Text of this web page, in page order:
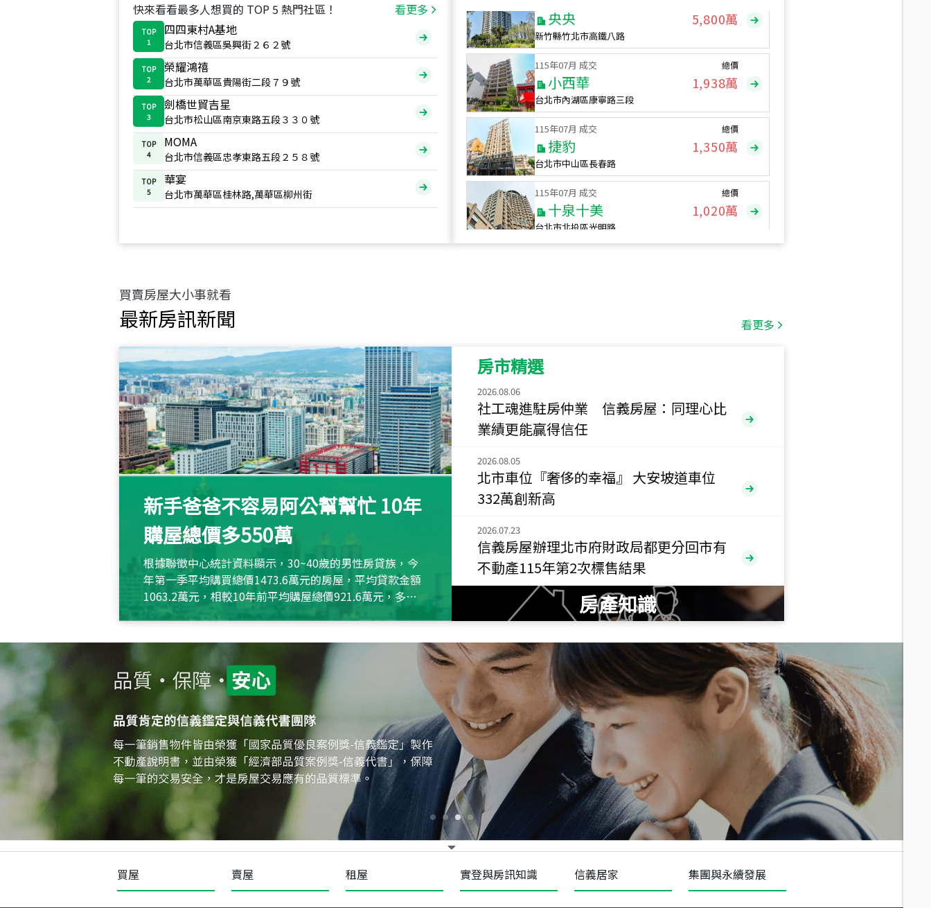
快來看看最多人想買的 TOP 5 熱門社區！ 看更多
TOP
1
四四東村A基地
台北市信義區吳興街２６２號
TOP
2
榮耀鴻禧
台北市萬華區貴陽街二段７９號
TOP
3
劍橋世貿吉星
台北市松山區南京東路五段３３０號
TOP
4
MOMA
台北市信義區忠孝東路五段２５８號
TOP
5
華宴
台北市萬華區桂林路,萬華區柳州街
新竹縣竹北市高鐵八路
115年07月 成交
小西華
台北市內湖區康寧路三段
總價
1,938萬
115年07月 成交
捷豹
台北市中山區長春路
總價
1,350萬
115年07月 成交
十泉十美
台北市北投區光明路
總價
1,020萬
115
新北市永和區環河西路二段
115年07月 成交
央央 5,800萬
115年
小西華 1,938萬
115 年07 月 成交
捷豹
台北市中山區長春路
115年07月 成交
十泉十美
台北市北投區光明路
總價
1,020萬
年 07月 成交
四維天廈
新竹市新竹市四維路
總價
490萬
115 月 成交
菁英典藏
新竹市新竹市慈祥路
1,808
買賣房屋大小事就看
最新房訊新聞 看更多
新手爸爸不容易阿公幫幫忙 10年
購屋總價多550萬
根據聯徵中心統計資料顯示，30~40歲的男性房貸族，今
年第一季平均購買總價1473.6萬元的房屋，平均貸款金額
1063.2萬元，相較10年前平均購屋總價921.6萬元，多出
約550萬元，且貸款金額也多
房市精選
2026.08.06
社工魂進駐房仲業 信義房屋：同理心比
業績更能贏得信任
2026.08.05
北市車位『奢侈的幸福』 大安坡道車位
332萬創新高
2026.07.23
信義房屋辦理北市府財政局都更分回市有
不動產115年第2次標售結果
房產知識
買屋 賣屋 租屋 實登與房訊知識 信義居家 集團與永續發展